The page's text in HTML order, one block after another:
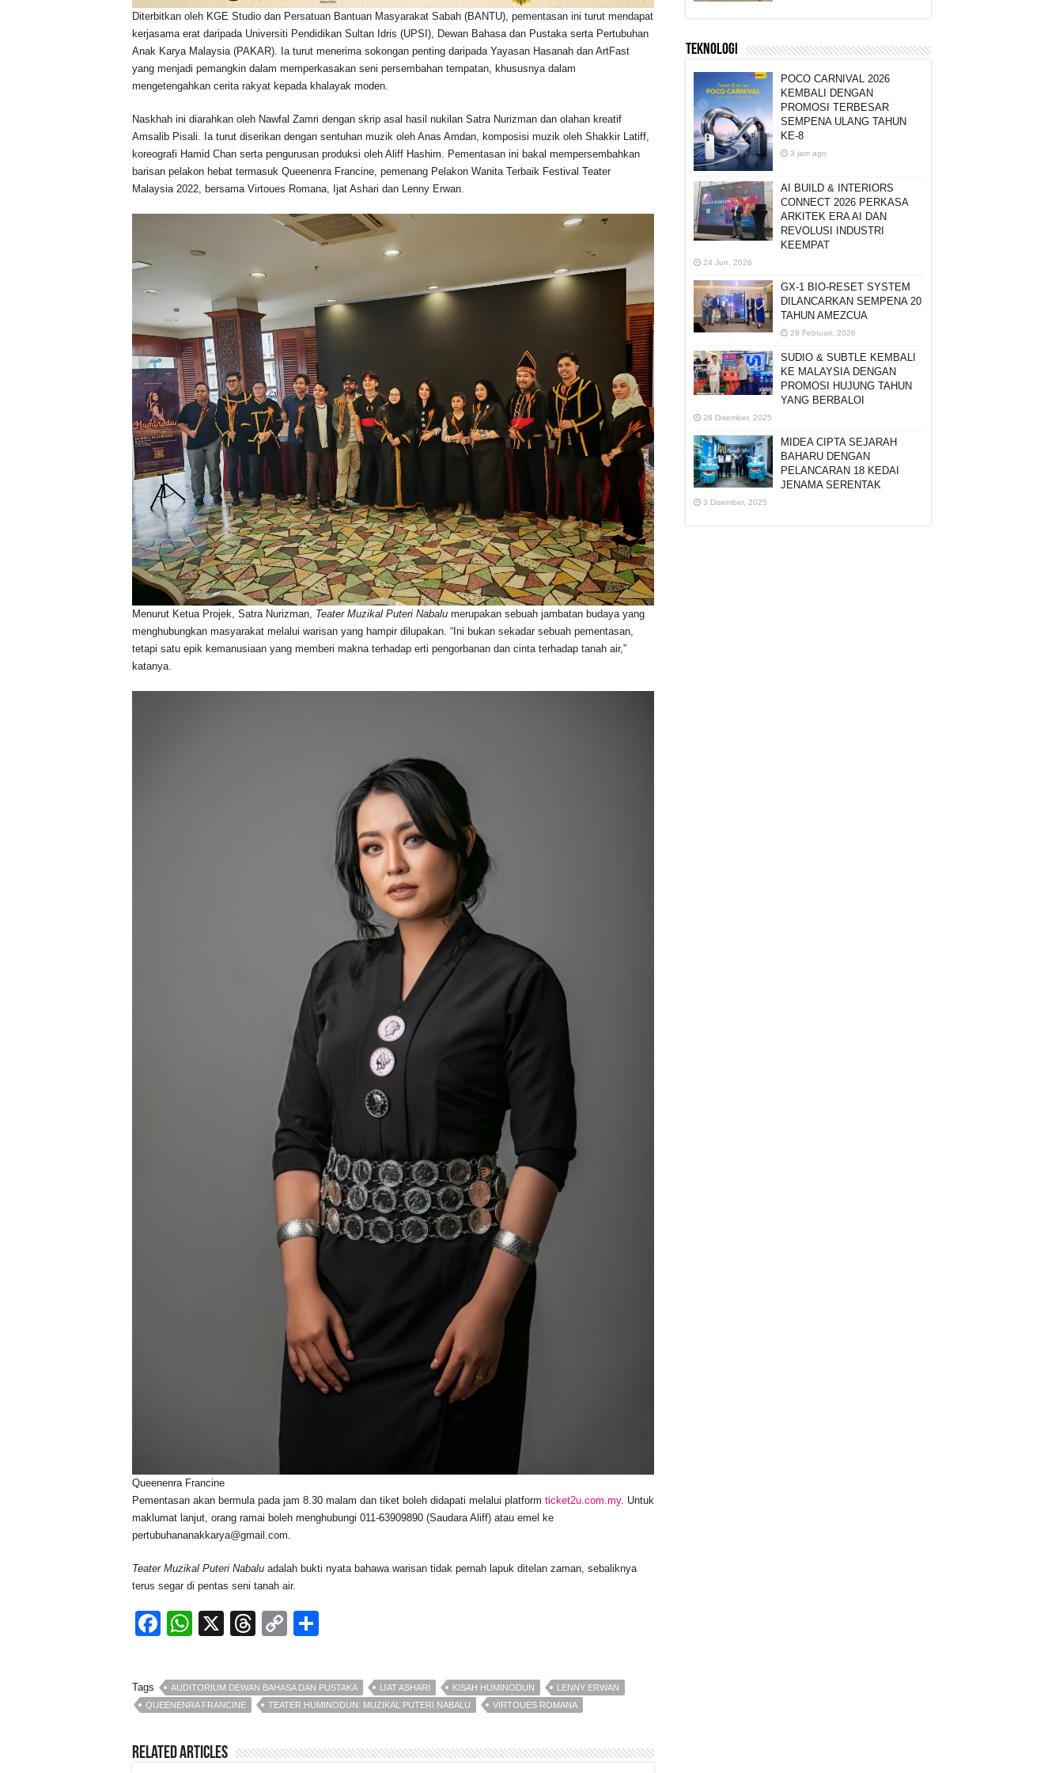
Diterbitkan oleh KGE Studio dan Persatuan Bantuan Masyarakat Sabah (BANTU), pementasan ini turut mendapat
kerjasama erat daripada Universiti Pendidikan Sultan Idris (UPSI), Dewan Bahasa dan Pustaka serta Pertubuhan
Anak Karya Malaysia (PAKAR). Ia turut menerima sokongan penting daripada Yayasan Hasanah dan ArtFast
yang menjadi pemangkin dalam memperkasakan seni persembahan tempatan, khususnya dalam
mengetengahkan cerita rakyat kepada khalayak moden.
Naskhah ini diarahkan oleh Nawfal Zamri dengan skrip asal hasil nukilan Satra Nurizman dan olahan kreatif
Amsalib Pisali. Ia turut diserikan dengan sentuhan muzik oleh Anas Amdan, komposisi muzik oleh Shakkir Latiff,
koreografi Hamid Chan serta pengurusan produksi oleh Aliff Hashim. Pementasan ini bakal mempersembahkan
barisan pelakon hebat termasuk Queenenra Francine, pemenang Pelakon Wanita Terbaik Festival Teater
Malaysia 2022, bersama Virtoues Romana, Ijat Ashari dan Lenny Erwan.
Menurut Ketua Projek, Satra Nurizman, Teater Muzikal Puteri Nabalu merupakan sebuah jambatan budaya yang
menghubungkan masyarakat melalui warisan yang hampir dilupakan. “Ini bukan sekadar sebuah pementasan,
tetapi satu epik kemanusiaan yang memberi makna terhadap erti pengorbanan dan cinta terhadap tanah air,”
katanya.
Queenenra Francine
Pementasan akan bermula pada jam 8.30 malam dan tiket boleh didapati melalui platform ticket2u.com.my. Untuk
maklumat lanjut, orang ramai boleh menghubungi 011-63909890 (Saudara Aliff) atau emel ke
pertubuhananakkarya@gmail.com.
Teater Muzikal Puteri Nabalu adalah bukti nyata bahawa warisan tidak pernah lapuk ditelan zaman, sebaliknya
terus segar di pentas seni tanah air.
F
c
e
o
W
at
s
p
X
T
e
a
s
C
p
y
n
ar
e
Tags AUDITORIUM DEWAN BAHASA DAN PUSTAKA IJAT ASHARI KISAH HUMINODUN
LENNY ERWAN
QUEENENRA FRANCINE
TEATER HUMINODUN: MUZIKAL PUTERI NABALU VIRTOUES ROMANA
Related Articles
TEKNOLOGI
POCO CARNIVAL 2026
KEMBALI DENGAN
PROMOSI TERBESAR
SEMPENA ULANG TAHUN
KE-8
3 jam ago
AI BUILD & INTERIORS
CONNECT 2026 PERKASA
ARKITEK ERA AI DAN
REVOLUSI INDUSTRI
KEEMPAT
24 Jun, 2026
GX-1 BIO-RESET SYSTEM
DILANCARKAN SEMPENA 20
TAHUN AMEZCUA
28 Februari, 2026
SUDIO & SUBTLE KEMBALI
KE MALAYSIA DENGAN
PROMOSI HUJUNG TAHUN
YANG BERBALOI
26 Disember, 2025
MIDEA CIPTA SEJARAH
BAHARU DENGAN
PELANCARAN 18 KEDAI
JENAMA SERENTAK
3 Disember, 2025